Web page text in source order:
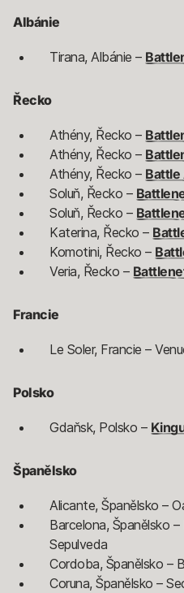
Albánie
Tirana, Albánie –
Řecko
Athény, Řecko –
Athény, Řecko –
Athény, Řecko – Battle
Soluň, Řecko –
Soluň, Řecko –
Katerina, Řecko –
Komotini, Řecko –
Veria, Řecko –
Francie
Le Soler, Francie –
Polsko
Gdaňsk, Polsko –
Španělsko
Alicante, Španělsko –
Barcelona, Španělsko
Sepulveda
Cordoba, Španělsko –
Coruna, Španělsko –